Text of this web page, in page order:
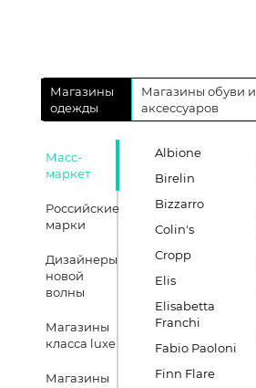
Магазины
одежды
Магазины обуви и
аксессуаров
Масс-
маркет
Российские
марки
Дизайнеры
новой
волны
Магазины
класса luxe
Магазины
Albione
Birelin
Bizzarro
Colin's
Cropp
Elis
Elisabetta
Franchi
Fabio Paoloni
Finn Flare